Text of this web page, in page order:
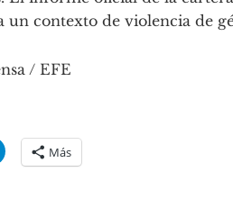
un contexto de violencia de
/ EFE
Más